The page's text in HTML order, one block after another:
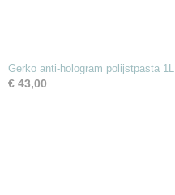
Gerko anti-hologram polijstpasta 1L
€ 43,00